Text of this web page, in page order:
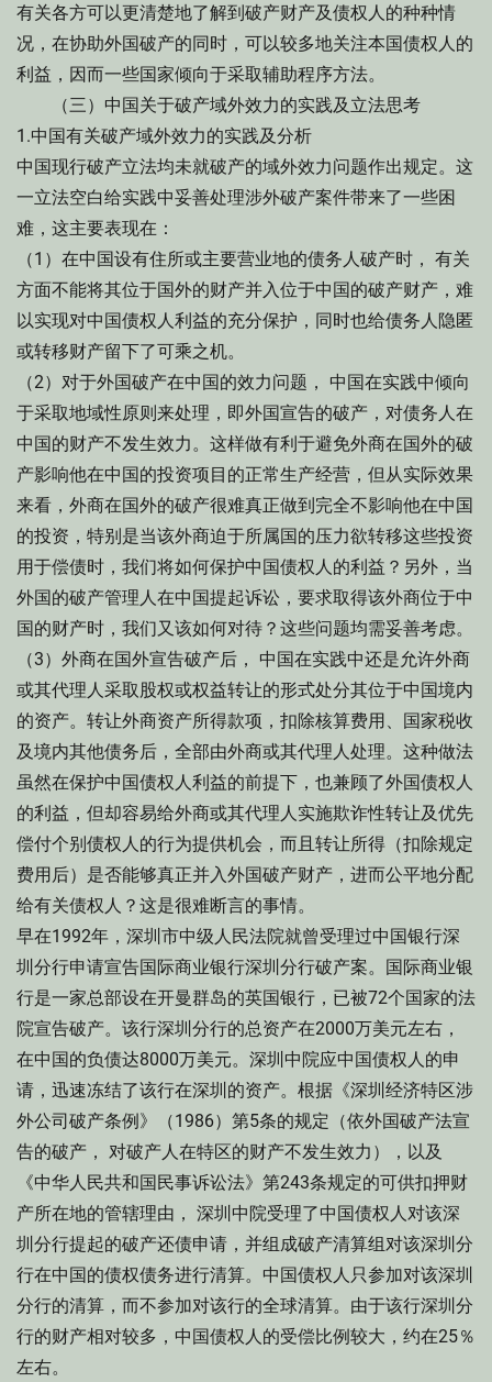
有关各方可以更清楚地了解到破产财产及债权人的种种情
况，在协助外国破产的同时，可以较多地关注本国债权人的
利益，因而一些国家倾向于采取辅助程序方法。
（三）中国关于破产域外效力的实践及立法思考
1.中国有关破产域外效力的实践及分析
中国现行破产立法均未就破产的域外效力问题作出规定。这
一立法空白给实践中妥善处理涉外破产案件带来了一些困
难，这主要表现在：
（1）在中国设有住所或主要营业地的债务人破产时， 有关
方面不能将其位于国外的财产并入位于中国的破产财产，难
以实现对中国债权人利益的充分保护，同时也给债务人隐匿
或转移财产留下了可乘之机。
（2）对于外国破产在中国的效力问题， 中国在实践中倾向
于采取地域性原则来处理，即外国宣告的破产，对债务人在
中国的财产不发生效力。这样做有利于避免外商在国外的破
产影响他在中国的投资项目的正常生产经营，但从实际效果
来看，外商在国外的破产很难真正做到完全不影响他在中国
的投资，特别是当该外商迫于所属国的压力欲转移这些投资
用于偿债时，我们将如何保护中国债权人的利益？另外，当
外国的破产管理人在中国提起诉讼，要求取得该外商位于中
国的财产时，我们又该如何对待？这些问题均需妥善考虑。
（3）外商在国外宣告破产后， 中国在实践中还是允许外商
或其代理人采取股权或权益转让的形式处分其位于中国境内
的资产。转让外商资产所得款项，扣除核算费用、国家税收
及境内其他债务后，全部由外商或其代理人处理。这种做法
虽然在保护中国债权人利益的前提下，也兼顾了外国债权人
的利益，但却容易给外商或其代理人实施欺诈性转让及优先
偿付个别债权人的行为提供机会，而且转让所得（扣除规定
费用后）是否能够真正并入外国破产财产，进而公平地分配
给有关债权人？这是很难断言的事情。
早在1992年，深圳市中级人民法院就曾受理过中国银行深
圳分行申请宣告国际商业银行深圳分行破产案。国际商业银
行是一家总部设在开曼群岛的英国银行，已被72个国家的法
院宣告破产。该行深圳分行的总资产在2000万美元左右，
在中国的负债达8000万美元。深圳中院应中国债权人的申
请，迅速冻结了该行在深圳的资产。根据《深圳经济特区涉
外公司破产条例》（1986）第5条的规定（依外国破产法宣
告的破产， 对破产人在特区的财产不发生效力），以及
《中华人民共和国民事诉讼法》第243条规定的可供扣押财
产所在地的管辖理由， 深圳中院受理了中国债权人对该深
圳分行提起的破产还债申请，并组成破产清算组对该深圳分
行在中国的债权债务进行清算。中国债权人只参加对该深圳
分行的清算，而不参加对该行的全球清算。由于该行深圳分
行的财产相对较多，中国债权人的受偿比例较大，约在25％
左右。